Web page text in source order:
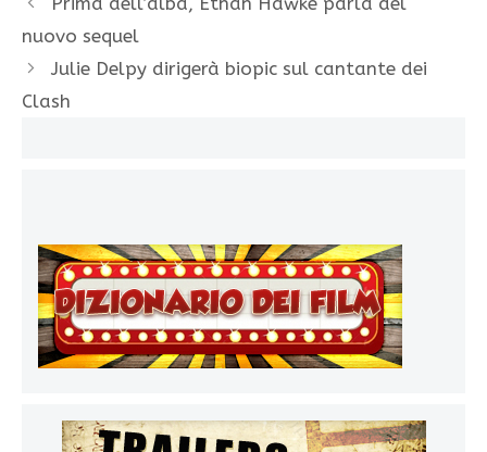
nuovo sequel
Julie Delpy dirigerà biopic sul cantante dei
Clash